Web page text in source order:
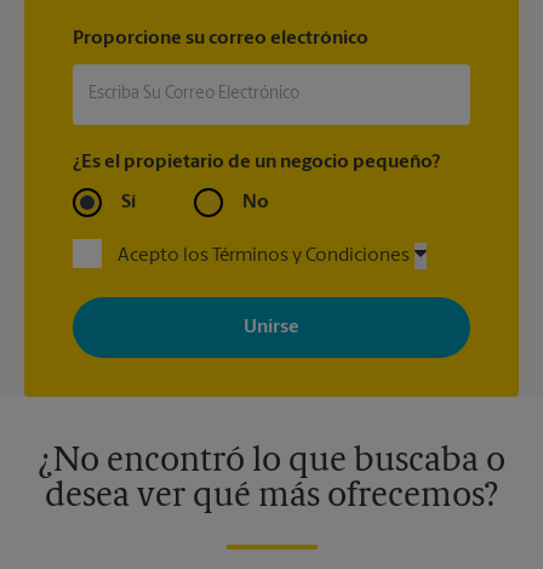
Proporcione su correo electrónico
¿Es el propietario de un negocio pequeño?
Sí No
Acepto los Términos y Condiciones
Al registrarse, acepta recibir correos electrónicos de The UPS
Store con noticias, ofertas especiales, promociones y mensajes
adaptados a sus intereses. Puede darse de baja en cualquier
momento. Para más información, consulte nuestra política de
¿No encontró lo que buscaba o
desea ver qué más ofrecemos?